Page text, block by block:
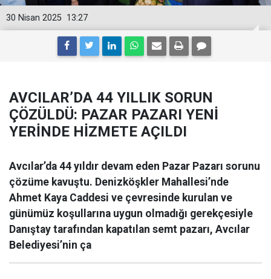
13:27
30 Nisan 2025
AVCILAR’DA 44 YILLIK SORUN
ÇÖZÜLDÜ: PAZAR PAZARI YENİ
YERİNDE HİZMETE AÇILDI
Avcılar’da 44 yıldır devam eden Pazar Pazarı sorunu
çözüme kavuştu. Denizköşkler Mahallesi’nde
Ahmet Kaya Caddesi ve çevresinde kurulan ve
günümüz koşullarına uygun olmadığı gerekçesiyle
Danıştay tarafından kapatılan semt pazarı, Avcılar
Belediyesi’nin ça